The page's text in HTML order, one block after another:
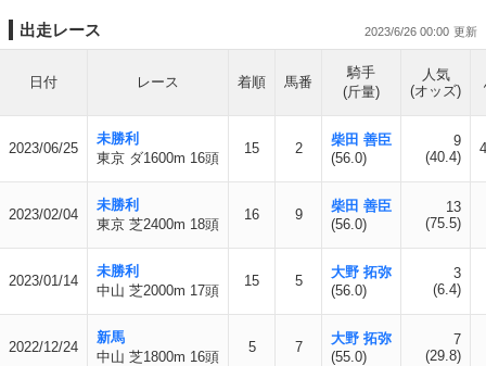
出走レース 2023/6/26 00:00
日付 レース 着順 馬番
騎手
(斤量)
人気
(オッズ)
2023/06/25
未勝利
東京 ダ1600m 16頭
15 2
柴田 善臣
(56.0)
9
(40.4)
2023/02/04
未勝利
東京 芝2400m 18頭
16 9
柴田 善臣
(56.0)
13
(75.5)
2023/01/14
未勝利
中山 芝2000m 17頭
15 5
大野 拓弥
(56.0)
3
(6.4)
2022/12/24
新馬
中山 芝1800m 16頭
5 7
大野 拓弥
(55.0)
7
(29.8)